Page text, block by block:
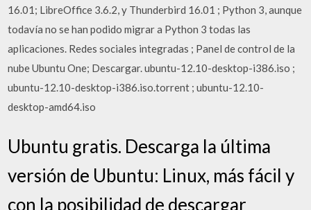
16.01; LibreOffice 3.6.2, y Thunderbird 16.01 ; Python 3, aunque
todavía no se han podido migrar a Python 3 todas las
aplicaciones. Redes sociales integradas ; Panel de control de la
nube Ubuntu One; Descargar. ubuntu-12.10-desktop-i386.iso ;
ubuntu-12.10-desktop-i386.iso.torrent ; ubuntu-12.10-
desktop-amd64.iso
Ubuntu gratis. Descarga la última
versión de Ubuntu: Linux, más fácil y
con la posibilidad de descargar